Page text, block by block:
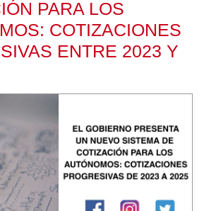
PARA LOS
COTIZACIONES
ENTRE 2023 Y